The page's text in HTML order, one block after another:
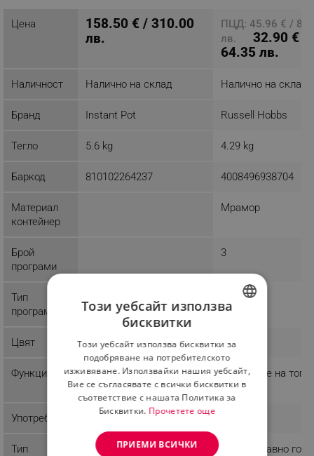
Цена
158.50 € / 310.00
лв.
ПЦД: 45.96 € /
лв.
32.90 € /
64.35 лв.
Наличност Налично на склад Налично на склад
Бранд Instant Pot Russell Hobbs
Тегло 5.6 kg 4.29 kg
Баркод 810102264237 4008496938704
Материал
контейнер
Мрамор
Брой
програми
3
Тип
програми
Печене
Цвят Черен
Функции Запазване на
Употреба
Тип Уред за бавно
ROMANIAN
Този уебсайт използва
бисквитки
Този уебсайт използва бисквитки за
подобряване на потребителското
изживяване. Използвайки нашия уебсайт,
Вие се съгласявате с всички бисквитки в
съответствие с нашата Политика за
Бисквитки. Прочетете още
ПРИЕМИ ВСИЧКИ